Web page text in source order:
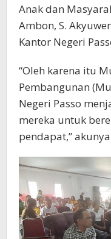
Anak dan
Ambon, S.
Kantor Negeri
“Oleh karena itu
Pembangunan
Negeri Passo
mereka untuk
pendapat,”